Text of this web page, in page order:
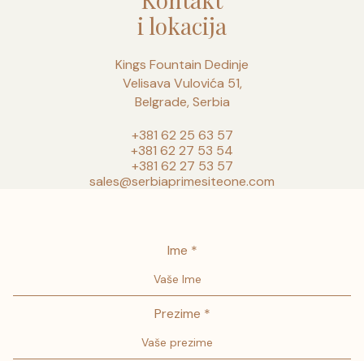
i lokacija
Kings Fountain Dedinje
Velisava Vulovića 51,
Belgrade, Serbia
+381 62 25 63 57
+381 62 27 53 54
+381 62 27 53 57
sales@serbiaprimesiteone.com
Ime *
Prezime *